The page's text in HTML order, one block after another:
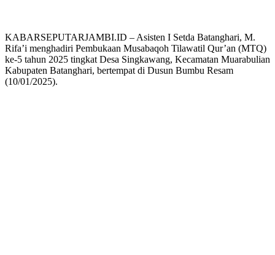
KABARSEPUTARJAMBI.ID – Asisten I Setda Batanghari, M.
Rifa’i menghadiri Pembukaan Musabaqoh Tilawatil Qur’an (MTQ)
ke-5 tahun 2025 tingkat Desa Singkawang, Kecamatan Muarabulian
Kabupaten Batanghari, bertempat di Dusun Bumbu Resam
(10/01/2025).